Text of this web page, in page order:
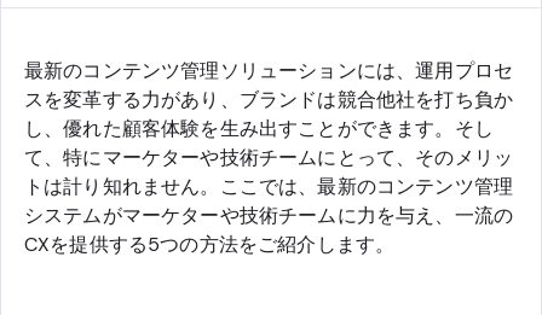
最新のコンテンツ管理ソリューションには、運用プロセ
スを変革する力があり、ブランドは競合他社を打ち負か
し、優れた顧客体験を生み出すことができます。そし
て、特にマーケターや技術チームにとって、そのメリッ
トは計り知れません。ここでは、最新のコンテンツ管理
システムがマーケターや技術チームに力を与え、一流の
CXを提供する5つの方法をご紹介します。